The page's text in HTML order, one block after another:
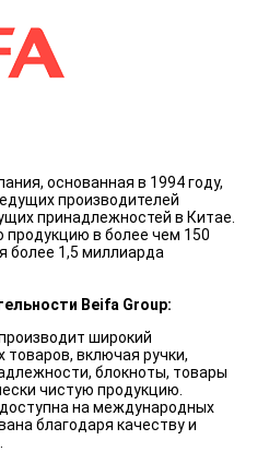
основанная в 1994 году,
производителей
принадлежностей в Китае.
продукцию в более чем 150
более 1,5 миллиарда
Beifa Group:
широкий
товаров, включая ручки,
блокноты, товары
чистую продукцию.
доступна на международных
благодаря качеству и